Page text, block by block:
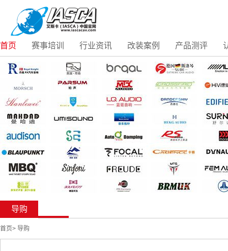
首页 赛事培训 行业资讯 改装案例 产品测评
导购
首页> 导购